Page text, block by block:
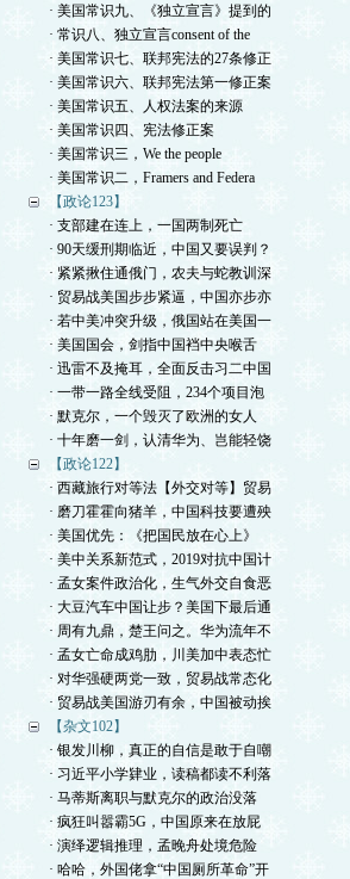
· 美国常识九、《独立宣言》提到的
· 常识八、独立宣言consent of the
· 美国常识七、联邦宪法的27条修正
· 美国常识六、联邦宪法第一修正案
· 美国常识五、人权法案的来源
· 美国常识四、宪法修正案
· 美国常识三，We the people
· 美国常识二，Framers and Federa
【政论123】
· 支部建在连上，一国两制死亡
· 90天缓刑期临近，中国又要误判？
· 紧紧揪住通俄门，农夫与蛇教训深
· 贸易战美国步步紧逼，中国亦步亦
· 若中美冲突升级，俄国站在美国一
· 美国国会，剑指中国裆中央喉舌
· 迅雷不及掩耳，全面反击习二中国
· 一带一路全线受阻，234个项目泡
· 默克尔，一个毁灭了欧洲的女人
· 十年磨一剑，认清华为、岂能轻饶
【政论122】
· 西藏旅行对等法【外交对等】贸易
· 磨刀霍霍向猪羊，中国科技要遭殃
· 美国优先：《把国民放在心上》
· 美中关系新范式，2019对抗中国计
· 孟女案件政治化，生气外交自食恶
· 大豆汽车中国让步？美国下最后通
· 周有九鼎，楚王问之。华为流年不
· 孟女亡命成鸡肋，川美加中表态忙
· 对华强硬两党一致，贸易战常态化
· 贸易战美国游刃有余，中国被动挨
【杂文102】
· 银发川柳，真正的自信是敢于自嘲
· 习近平小学肄业，读稿都读不利落
· 马蒂斯离职与默克尔的政治没落
· 疯狂叫嚣霸5G，中国原来在放屁
· 演绎逻辑推理，孟晚舟处境危险
· 哈哈，外国佬拿“中国厕所革命”开